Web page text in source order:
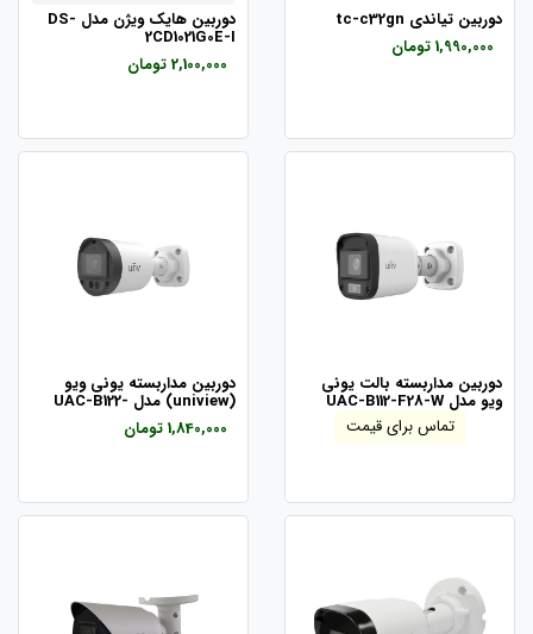
دوربین تیاندی tc-c32gn
1,990,000 تومان
دوربین هایک ویژن مدل DS-
2CD1021G0E-I
2,100,000 تومان
دوربین مداربسته بالت یونی
ویو مدل UAC-B112-F28-W
تماس برای قیمت
دوربین مداربسته یونی ویو
(uniview) مدل UAC-B122-
AF28lm
1,840,000 تومان